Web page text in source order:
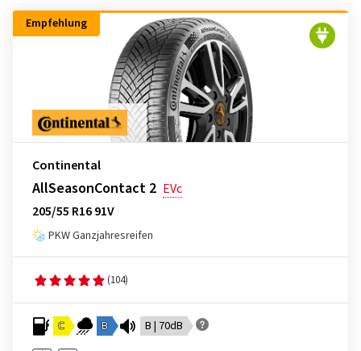
Empfehlung
Continental
AllSeasonContact 2 EVc
205/55 R16 91V
PKW Ganzjahresreifen
(104)
C B B | 70dB